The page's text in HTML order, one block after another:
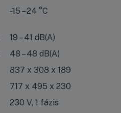
-15 – 24 °C
19 – 41 dB(A)
48 – 48 dB(A)
837 x 308 x 189
717 x 495 x 230
230 V, 1 fázis